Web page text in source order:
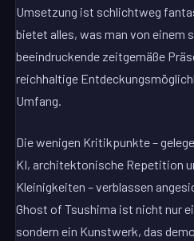
Umsetzung ist schlichtweg
bietet alles, was man von einem
beeindruckende zeitgemäße
reichhaltige
Umfang.
Die wenigen Kritikpunkte –
KI, architektonische Repetition
Kleinigkeiten – verblassen
Ghost of Tsushima ist nicht nur
sondern ein Kunstwerk, das